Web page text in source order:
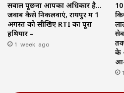
सवाल पूछना आपका अधिकार है…
जवाब कैसे निकलवाएं, रायपुर में 1
अगस्त को सीखिए RTI का पूरा
हथियार –
1 week ago
के